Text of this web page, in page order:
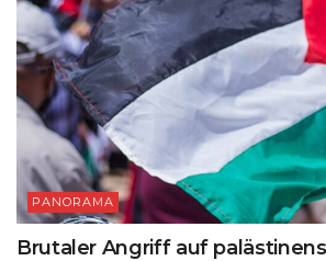
PANORAMA
Brutaler Angriff auf